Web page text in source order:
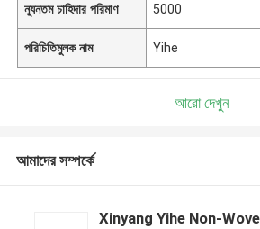
ন্যূনতম চাহিদার পরিমাণ 5000
পরিচিতিমুলক নাম Yihe
আরো দেখুন
আমাদের সম্পর্কে
Xinyang Yihe Non-